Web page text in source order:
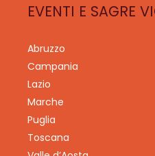
EVENTI E SAGRE
Abruzzo
Campania
Lazio
Marche
Puglia
Toscana